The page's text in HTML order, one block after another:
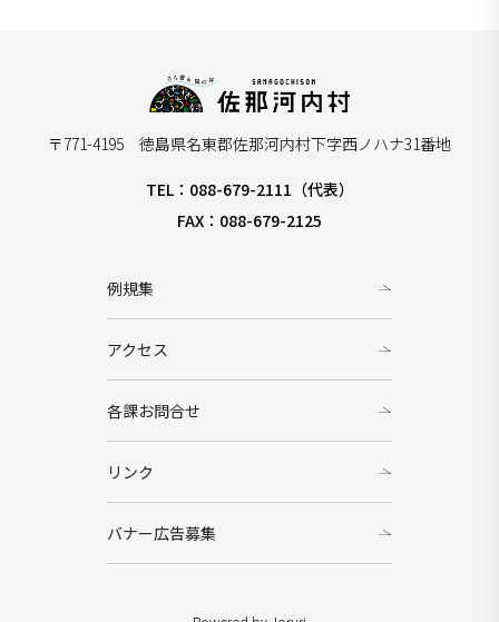
〒771-4195 徳島県名東郡佐那河内村下字西ノハナ31番地
TEL：088-679-2111（代表）
FAX：088-679-2125
例規集
アクセス
各課お問合せ
リンク
バナー広告募集